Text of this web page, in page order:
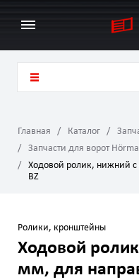
Главная Каталог
Запчасти для ворот
Ходовой ролик, нижний
BZ
Ролики, кронштейны
Ходовой
мм, для